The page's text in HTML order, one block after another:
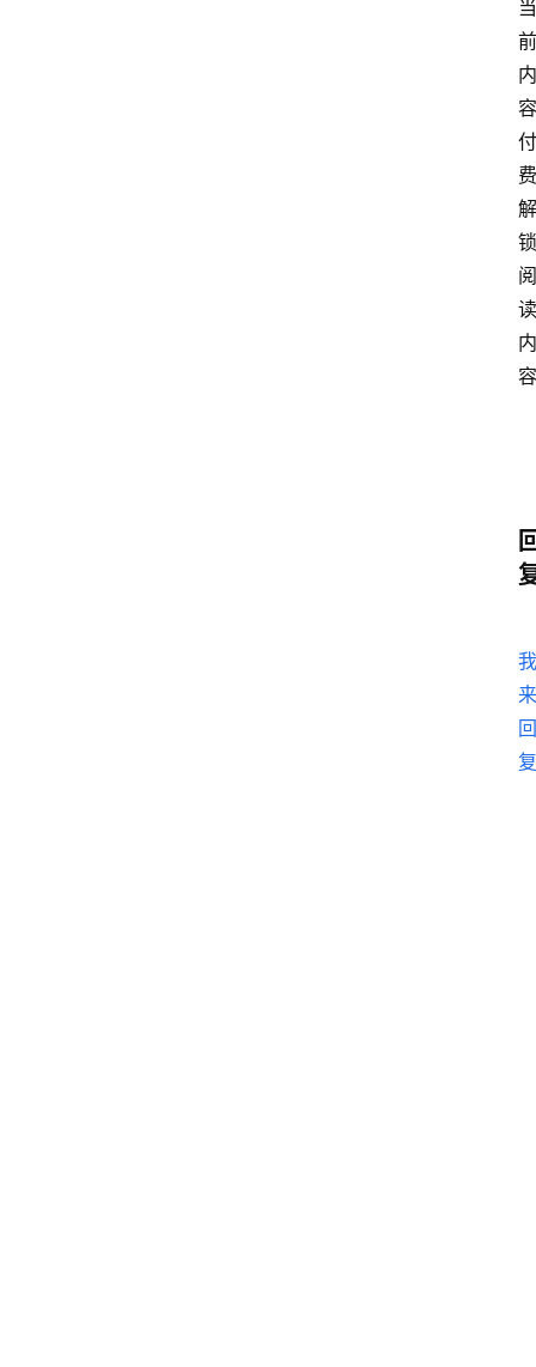
当
前
内
容
付
费
解
锁
阅
读
内
容
我
来
回
复